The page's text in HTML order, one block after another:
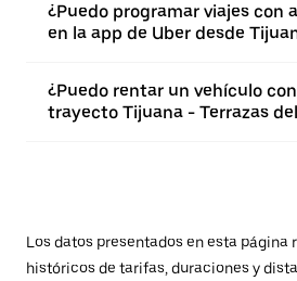
¿Puedo programar viajes con
en la app de Uber desde
¿Puedo rentar un vehículo
trayecto Tijuana - Terrazas
Los datos presentados en esta página
históricos de tarifas, duraciones y